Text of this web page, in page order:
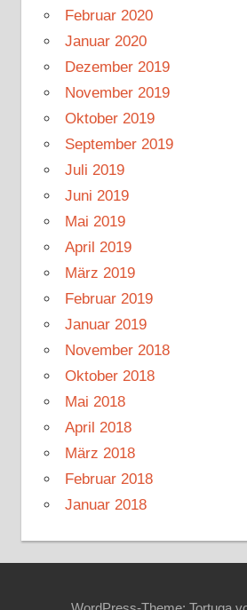
Februar 2020
Januar 2020
Dezember 2019
November 2019
Oktober 2019
September 2019
Juli 2019
Juni 2019
Mai 2019
April 2019
März 2019
Februar 2019
Januar 2019
November 2018
Oktober 2018
Mai 2018
April 2018
März 2018
Februar 2018
Januar 2018